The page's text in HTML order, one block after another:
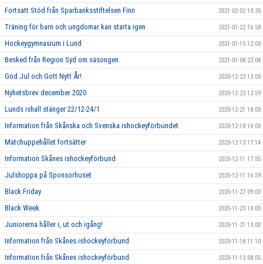
Fortsatt Stöd från Sparbanksstiftelsen Finn 2021-02-02 10:30
Träning för barn och ungdomar kan starta igen 2021-01-22 16:58
Hockeygymnasium i Lund 2021-01-15 12:00
Besked från Region Syd om säsongen 2021-01-08 22:04
God Jul och Gott Nytt År! 2020-12-23 13:00
Nyhetsbrev december 2020 2020-12-23 12:59
Lunds ishall stänger 22/12-24/1 2020-12-21 18:00
Information från Skånska och Svenska ishockeyförbundet 2020-12-18 14:00
Matchuppehållet fortsätter 2020-12-13 17:14
Information Skånes ishockeyförbund 2020-12-11 17:55
Julshoppa på Sponsorhuset 2020-12-11 16:59
Black Friday 2020-11-27 09:00
Black Week 2020-11-23 10:00
Juniorerna håller i, ut och igång! 2020-11-21 13:00
Information från Skånes ishockeyförbund 2020-11-18 11:10
Information från Skånes ishockeyförbund 2020-11-13 08:05